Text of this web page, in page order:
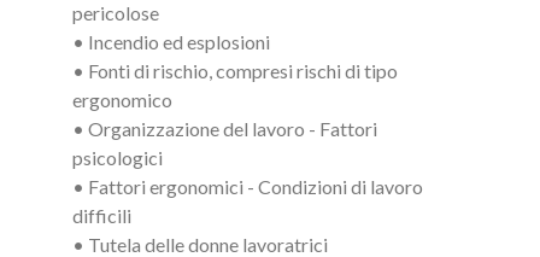
pericolose
• Incendio ed esplosioni
• Fonti di rischio, compresi rischi di tipo
ergonomico
• Organizzazione del lavoro - Fattori
psicologici
• Fattori ergonomici - Condizioni di lavoro
difficili
• Tutela delle donne lavoratrici